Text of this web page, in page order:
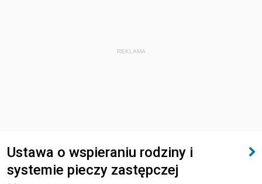
REKLAMA
Ustawa o wspieraniu rodziny i
systemie pieczy zastępczej